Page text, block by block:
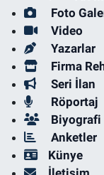
Foto
Video
Yazarlar
Firma
Seri İlan
Röportaj
Biyografi
Anketler
Künye